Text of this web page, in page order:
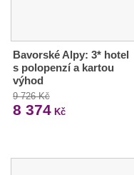
Bavorské Alpy: 3* hotel
s polopenzí a kartou
výhod
9 726 Kč
8 374 Kč